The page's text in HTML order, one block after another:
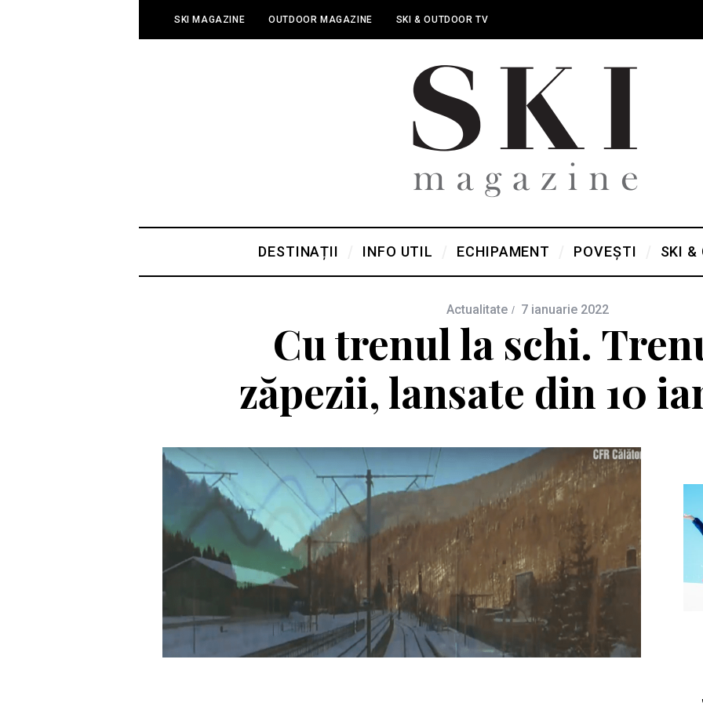
SKI MAGAZINE OUTDOOR MAGAZINE SKI & OUTDOOR TV
DESTINAȚII INFO UTIL ECHIPAMENT POVEȘTI SKI &
Actualitate 7 ianuarie 2022
Cu trenul la schi.
zăpezii, lansate din 10
Echipament
Casca Salomon Pioneer
Visor
Winter